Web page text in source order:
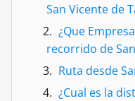
San Vicente de
¿Que
recorrido de
Ruta desde
¿Cual es la